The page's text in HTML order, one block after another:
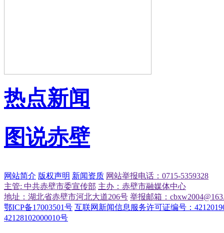
热点新闻
图说赤壁
网站简介 版权声明 新闻资质 网站举报电话：0715-5359328
主管: 中共赤壁市委宣传部 主办：赤壁市融媒体中心
地址：湖北省赤壁市河北大道206号 举报邮箱：
鄂ICP备17003501号 互联网新闻信息服务许可证编号：
42128102000010号